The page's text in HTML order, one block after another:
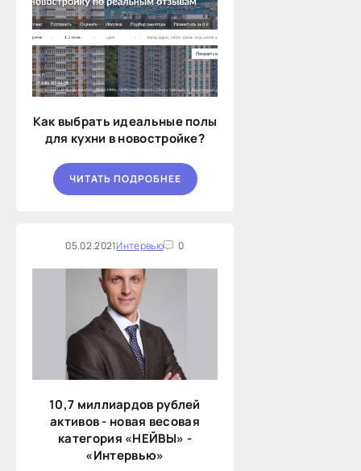
Как выбрать идеальные полы
для кухни в новостройке?
ЧИТАТЬ ПОДРОБНЕЕ
05.02.2021Интервью 0
10,7 миллиардов рублей
активов - новая весовая
категория «НЕЙВЫ» -
«Интервью»